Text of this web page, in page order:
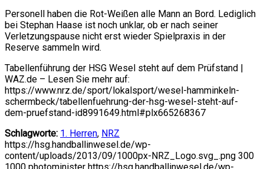
Personell haben die Rot-Weißen alle Mann an Bord. Lediglich
bei Stephan Haase ist noch unklar, ob er nach seiner
Verletzungspause nicht erst wieder Spielpraxis in der
Reserve sammeln wird.
Tabellenführung der HSG Wesel steht auf dem Prüfstand |
WAZ.de – Lesen Sie mehr auf:
https://www.nrz.de/sport/lokalsport/wesel-hamminkeln-
schermbeck/tabellenfuehrung-der-hsg-wesel-steht-auf-
dem-pruefstand-id8991649.html#plx665268367
Schlagworte: 1. Herren, NRZ
https://hsg.handballinwesel.de/wp-
content/uploads/2013/09/1000px-NRZ_Logo.svg_.png 300